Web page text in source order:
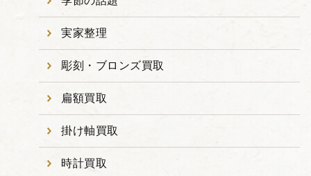
実家整理
彫刻・ブロンズ買取
扁額買取
掛け軸買取
時計買取